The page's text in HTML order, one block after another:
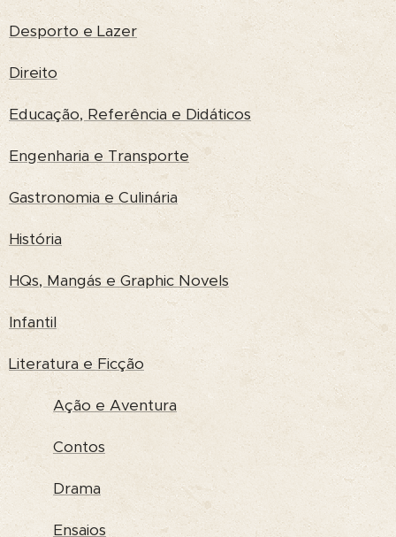
Desporto e Lazer
Direito
Educação, Referência e Didáticos
Engenharia e Transporte
Gastronomia e Culinária
História
HQs, Mangás e Graphic Novels
Infantil
Literatura e Ficção
Ação e Aventura
Contos
Drama
Ensaios